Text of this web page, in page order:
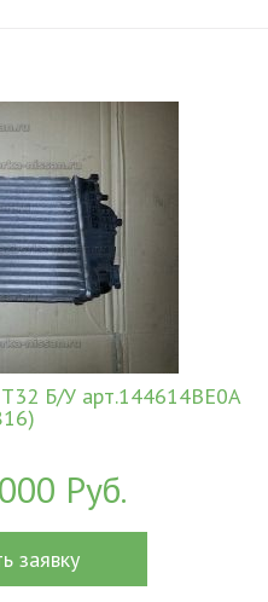
Б/У арт.144614BE0A
Руб.
заявку